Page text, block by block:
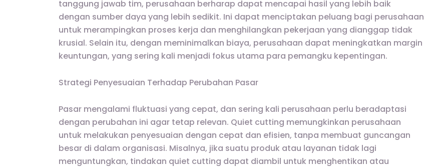
tanggung jawab tim, perusahaan berharap dapat mencapai hasil yang lebih baik
dengan sumber daya yang lebih sedikit. Ini dapat menciptakan peluang bagi perusahaan
untuk merampingkan proses kerja dan menghilangkan pekerjaan yang dianggap tidak
krusial. Selain itu, dengan meminimalkan biaya, perusahaan dapat meningkatkan margin
keuntungan, yang sering kali menjadi fokus utama para pemangku kepentingan.
Strategi Penyesuaian Terhadap Perubahan Pasar
Pasar mengalami fluktuasi yang cepat, dan sering kali perusahaan perlu beradaptasi
dengan perubahan ini agar tetap relevan. Quiet cutting memungkinkan perusahaan
untuk melakukan penyesuaian dengan cepat dan efisien, tanpa membuat guncangan
besar di dalam organisasi. Misalnya, jika suatu produk atau layanan tidak lagi
menguntungkan, tindakan quiet cutting dapat diambil untuk menghentikan atau